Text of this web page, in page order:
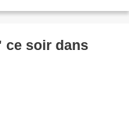
ce soir dans